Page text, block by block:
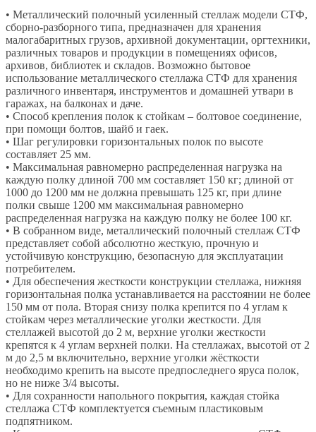
• Металлический полочный усиленный стеллаж модели СТФ,
сборно-разборного типа, предназначен для хранения
малогабаритных грузов, архивной документации, оргтехники,
различных товаров и продукции в помещениях офисов,
архивов, библиотек и складов. Возможно бытовое
использование металлического стеллажа СТФ для хранения
различного инвентаря, инструментов и домашней утвари в
гаражах, на балконах и даче.
• Способ крепления полок к стойкам – болтовое соединение,
при помощи болтов, шайб и гаек.
• Шаг регулировки горизонтальных полок по высоте
составляет 25 мм.
• Максимальная равномерно распределенная нагрузка на
каждую полку длиной 700 мм составляет 150 кг; длиной от
1000 до 1200 мм не должна превышать 125 кг, при длине
полки свыше 1200 мм максимальная равномерно
распределенная нагрузка на каждую полку не более 100 кг.
• В собранном виде, металлический полочный стеллаж СТФ
представляет собой абсолютно жесткую, прочную и
устойчивую конструкцию, безопасную для эксплуатации
потребителем.
• Для обеспечения жесткости конструкции стеллажа, нижняя
горизонтальная полка устанавливается на расстоянии не более
150 мм от пола. Вторая снизу полка крепится по 4 углам к
стойкам через металлические уголки жесткости. Для
стеллажей высотой до 2 м, верхние уголки жесткости
крепятся к 4 углам верхней полки. На стеллажах, высотой от 2
м до 2,5 м включительно, верхние уголки жёсткости
необходимо крепить на высоте предпоследнего яруса полок,
но не ниже 3/4 высоты.
• Для сохранности напольного покрытия, каждая стойка
стеллажа СТФ комплектуется съемным пластиковым
подпятником.